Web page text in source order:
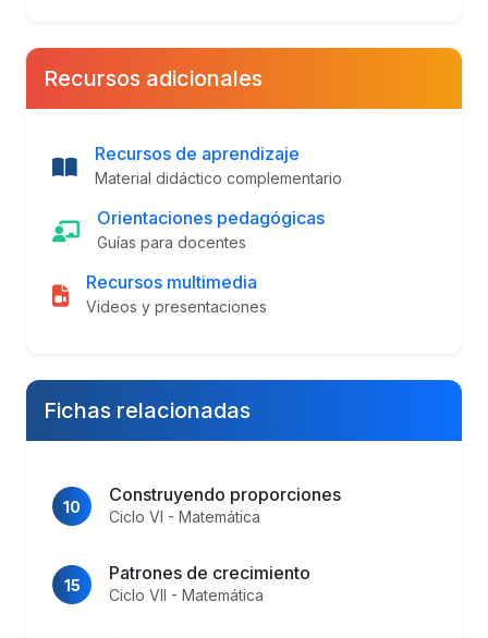
Recursos adicionales
Recursos de aprendizaje
Material didáctico complementario
Orientaciones pedagógicas
Guías para docentes
Recursos multimedia
Videos y presentaciones
Fichas relacionadas
10
Construyendo proporciones
Ciclo VI - Matemática
15
Patrones de crecimiento
Ciclo VII - Matemática